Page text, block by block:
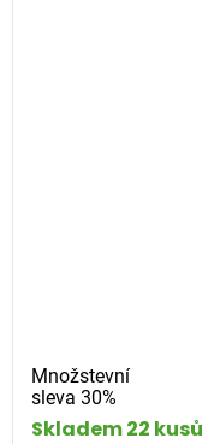
Množstevní
sleva 30%
Skladem 22 kusů